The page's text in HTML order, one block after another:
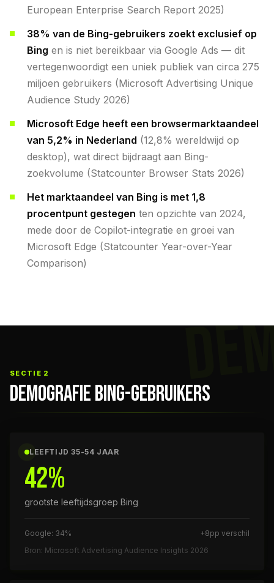
European Enterprise Search Report 2025)
38% van de Bing-gebruikers zoekt exclusief op
Bing en is niet bereikbaar via Google Ads — dit
vertegenwoordigt een uniek publiek van circa 275
miljoen gebruikers (Microsoft Advertising Unique
Audience Study 2026)
Microsoft Edge heeft een browsermarktaandeel
van 5,2% in Nederland (12,8% wereldwijd op
desktop), wat direct bijdraagt aan Bing-
zoekvolume (Statcounter Browser Stats 2026)
Het marktaandeel van Bing is met 1,8
procentpunt gestegen ten opzichte van 2024,
mede door de Copilot-integratie en groei van
Microsoft Edge (Statcounter Year-over-Year
Comparison)
SECTIE 2
DEMOGRAFIE BING-GEBRUIKERS
LEEFTIJD 35-54 JAAR
42%
grootste leeftijdsgroep Bing
Google: 34%
+8pp verschil
Bron: Microsoft Advertising Audience Insights 2026